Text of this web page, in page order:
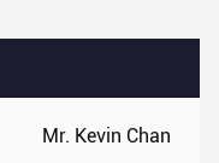
Mr. Kevin Chan